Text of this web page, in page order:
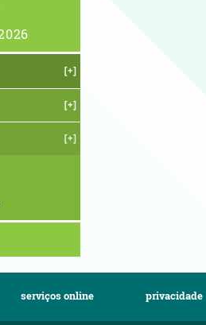
serviços online privacidade